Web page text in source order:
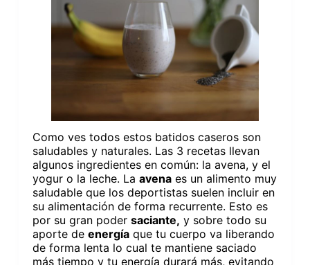
Como ves todos estos batidos caseros son
saludables y naturales. Las 3 recetas llevan
algunos ingredientes en común: la avena, y el
yogur o la leche. La avenaes un alimento muy
saludable que los deportistas suelen incluir en
su alimentación de forma recurrente. Esto es
por su gran poder saciante, y sobre todo su
aporte de energíaque tu cuerpo va liberando
de forma lenta lo cual te mantiene saciado
más tiempo y tu energía durará más, evitando